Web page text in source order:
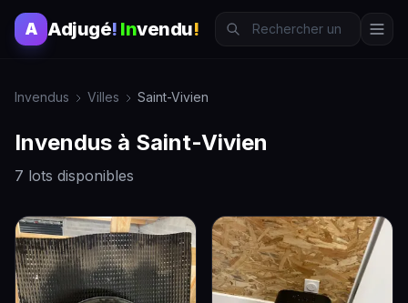
A Adjugé! Invendu!
Invendus Villes Saint-Vivien
Invendus à Saint-Vivien
7 lots disponibles